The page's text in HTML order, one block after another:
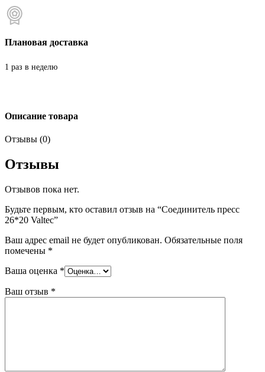
Плановая доставка
1 раз в неделю
Описание товара
Отзывы (0)
Отзывы
Отзывов пока нет.
Будьте первым, кто оставил отзыв на “Соединитель пресс
26*20 Valtec”
Ваш адрес email не будет опубликован. Обязательные поля
помечены *
Ваша оценка *
Ваш отзыв *